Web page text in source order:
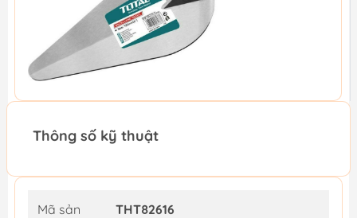
Thông số kỹ thuật
Mã sản
THT82616